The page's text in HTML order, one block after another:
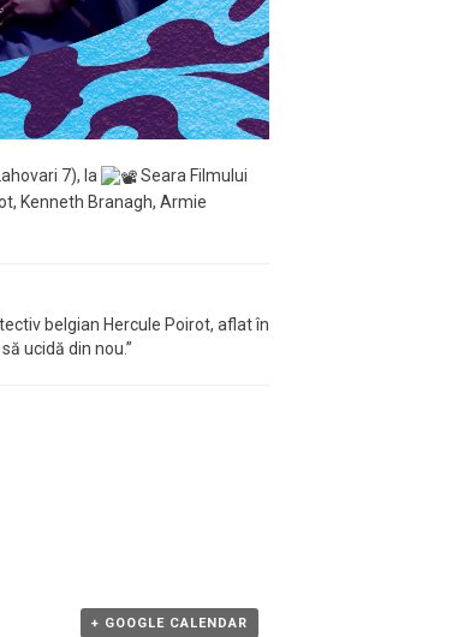
7), la
Seara Filmului
Kenneth Branagh, Armie
belgian Hercule Poirot, aflat în
ucidă din nou.”
+ GOOGLE CALENDAR